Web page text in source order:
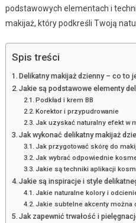
podstawowych elementach i
makijaż, który podkreśli Twoją
Spis treści
Delikatny makijaż dzienny – co to
Jakie są podstawowe elementy
Podkład i krem BB
Korektor i przypudrowanie
Jak uzyskać naturalny efekt w
Jak wykonać delikatny makijaż
Jak przygotować skórę do
Jak wybrać odpowiednie
Jakie są techniki aplikacji
Jakie są inspiracje i style
Jakie naturalne kolory i
Jakie subtelne akcenty można
Jak zapewnić trwałość i